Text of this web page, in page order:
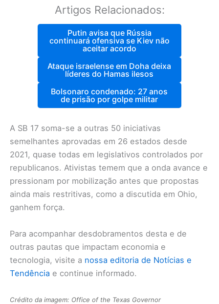
Artigos Relacionados:
Putin avisa que Rússia
continuará ofensiva se Kiev não
aceitar acordo
Ataque israelense em Doha deixa
líderes do Hamas ilesos
Bolsonaro condenado: 27 anos
de prisão por golpe militar
A SB 17 soma-se a outras 50 iniciativas
semelhantes aprovadas em 26 estados desde
2021, quase todas em legislativos controlados por
republicanos. Ativistas temem que a onda avance e
pressionam por mobilização antes que propostas
ainda mais restritivas, como a discutida em Ohio,
ganhem força.
Para acompanhar desdobramentos desta e de
outras pautas que impactam economia e
tecnologia, visite a nossa editoria de Notícias e
Tendência e continue informado.
Crédito da imagem: Office of the Texas Governor